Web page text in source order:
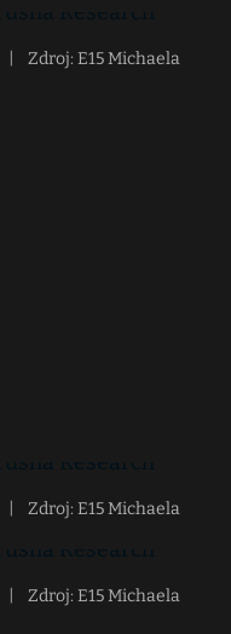
Zdroj: E15 Michaela
Zdroj: E15 Michaela
Zdroj: E15 Michaela